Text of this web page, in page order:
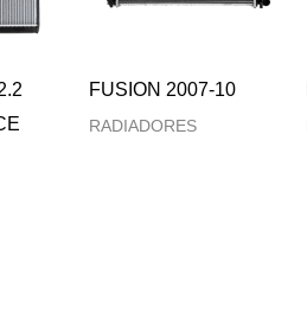
FUSION 2007-10
RADIADORES